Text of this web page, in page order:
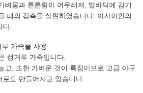
벼움과 튼튼함이 어우러져, 발바닥에 감기
때의 감촉을 실현하였습니다. 아시아인의
.
가죽을 사용
캥거루 가죽입니다.
고, 또한 가벼운 것이 특징이므로 고급 야구
도 만들어지고 있습니다.